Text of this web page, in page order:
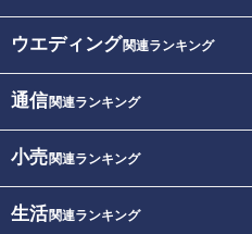
ウエディング関連ランキング
通信関連ランキング
小売関連ランキング
生活関連ランキング